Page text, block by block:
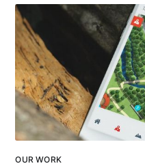
OUR WORK